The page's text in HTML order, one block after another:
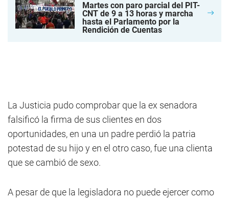
Martes con paro parcial del PIT-
CNT de 9 a 13 horas y marcha
hasta el Parlamento por la
Rendición de Cuentas
La Justicia pudo comprobar que la ex senadora
falsificó la firma de sus clientes en dos
oportunidades, en una un padre perdió la patria
potestad de su hijo y en el otro caso, fue una clienta
que se cambió de sexo.
A pesar de que la legisladora no puede ejercer como